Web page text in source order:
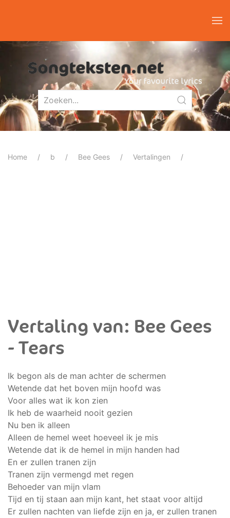
Home b Bee Gees Vertalingen
Vertaling van: Bee Gees
- Tears
Ik begon als de man achter de schermen
Wetende dat het boven mijn hoofd was
Voor alles wat ik kon zien
Ik heb de waarheid nooit gezien
Nu ben ik alleen
Alleen de hemel weet hoeveel ik je mis
Wetende dat ik de hemel in mijn handen had
En er zullen tranen zijn
Tranen zijn vermengd met regen
Behoeder van mijn vlam
Tijd en tij staan aan mijn kant, het staat voor altijd
Er zullen nachten van liefde zijn en ja, er zullen tranen